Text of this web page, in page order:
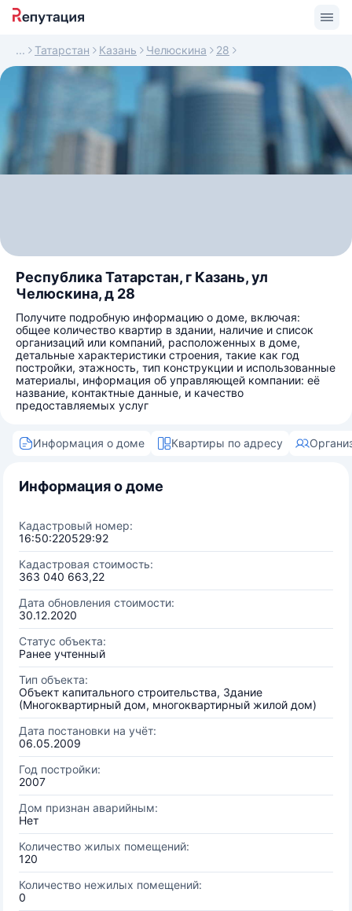
Татарстан Казань Челюскина 28
Республика Татарстан, г Казань, ул
Челюскина, д 28
Получите подробную информацию о доме, включая:
общее количество квартир в здании, наличие и список
организаций или компаний, расположенных в доме,
детальные характеристики строения, такие как год
постройки, этажность, тип конструкции и использованные
материалы, информация об управляющей компании: её
название, контактные данные, и качество
предоставляемых услуг
Информация о доме Квартиры по адресу
Информация о доме
Кадастровый номер:
16:50:220529:92
Кадастровая стоимость:
363 040 663,22
Дата обновления стоимости:
30.12.2020
Статус объекта:
Ранее учтенный
Тип объекта:
Объект капитального строительства, Здание
(Многоквартирный дом, многоквартирный жилой дом)
Дата постановки на учёт:
06.05.2009
Год постройки:
2007
Дом признан аварийным:
Нет
Количество жилых помещений:
120
Количество нежилых помещений:
0